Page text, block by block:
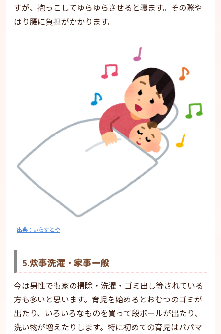
すが、抱っこしてゆらゆらさせると寝ます。その際や
はり腰に負担がかかります。
出典：いらすとや
5.炊事洗濯・家事一般
今は男性でも家の掃除・洗濯・ゴミ出し等されている
方も多いと思います。育児を始めるとおむつのゴミが
出たり、いろいろなものを買って段ボールが出たり、
洗い物が増えたりします。特に初めての育児はパパマ